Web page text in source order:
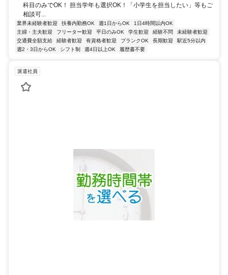
科目のみでOK！ 担当学年も選択OK！「小学生を担当したい」等もご
相談可...
業界未経験者歓迎 扶養内勤務OK 週1日からOK
1日4時間以内OK
主婦・主夫歓迎
フリーター歓迎 平日のみOK 学生歓迎 経験不問
未経験者歓迎
交通費全額支給
経験者歓迎 有資格者歓迎 ブランクOK 長期歓迎
駅近5分以内
週2・3日からOK
シフト制 週4日以上OK 履歴書不要
派遣社員